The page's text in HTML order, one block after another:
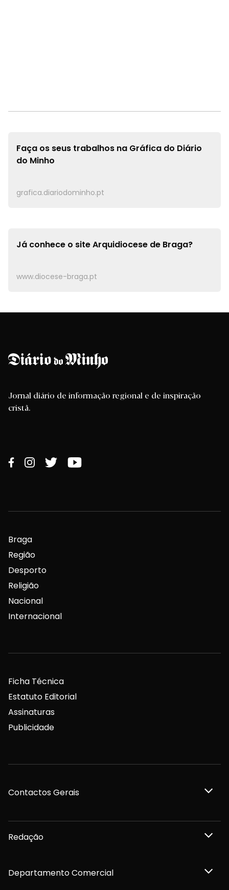
Faça os seus trabalhos na Gráfica do Diário
do Minho
grafica.diariodominho.pt
Já conhece o siteArquidiocese de Braga?
www.diocese-braga.pt
Jornal diário de informação regional e de inspiração
cristã.
Braga
Região
Desporto
Religião
Nacional
Internacional
Ficha Técnica
Estatuto Editorial
Assinaturas
Publicidade
Contactos Gerais
Redação
Departamento Comercial